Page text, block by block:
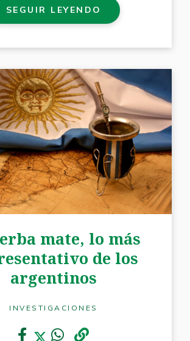
SEGUIR LEYENDO
mate, lo más
de los
argentinos
INVESTIGACIONES